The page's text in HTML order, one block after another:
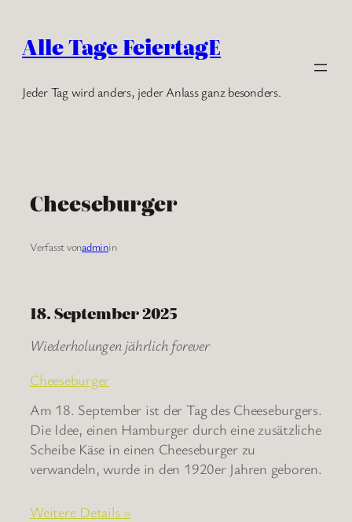
Inhalt
springen
Alle Tage FeiertagE
Jeder Tag wird anders, jeder Anlass ganz besonders.
Cheeseburger
Verfasst vonadminin
18. September 2025
Wiederholungen jährlich forever
Cheeseburger
Am 18. September ist der Tag des Cheeseburgers.
Die Idee, einen Hamburger durch eine zusätzliche
Scheibe Käse in einen Cheeseburger zu
verwandeln, wurde in den 1920er Jahren geboren.
Weitere Details »